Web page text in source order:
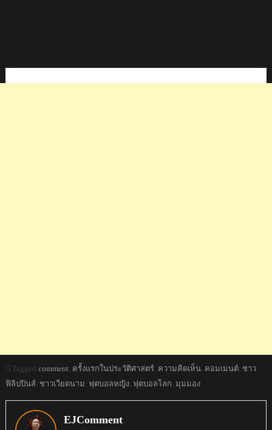
Tagged comment ครั้งแรกในประวัติศาสตร์, ความคิดเห็น, คอมเมนต์, ชาว
ฟิลิปปินส์, ชาวเวียดนาม ฟุตบอลหญิง, ฟุตบอลโลก มุมมอง
EJComment